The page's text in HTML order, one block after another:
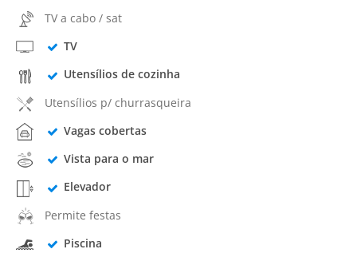
TV a cabo / sat
TV
Utensílios de cozinha
Utensílios p/ churrasqueira
Vagas cobertas
Vista para o mar
Elevador
Permite festas
Piscina